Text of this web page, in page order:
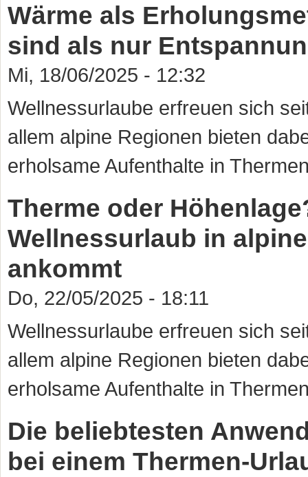
Wärme als
sind als nur
Mi, 18/06/2025 - 12:32
Wellnessurlaube erfreuen sich
allem alpine Regionen bieten
erholsame Aufenthalte in
Therme oder
Wellnessurlaub in
ankommt
Do, 22/05/2025 - 18:11
Wellnessurlaube erfreuen sich
allem alpine Regionen bieten
erholsame Aufenthalte in
Die beliebtesten
bei einem Thermen-